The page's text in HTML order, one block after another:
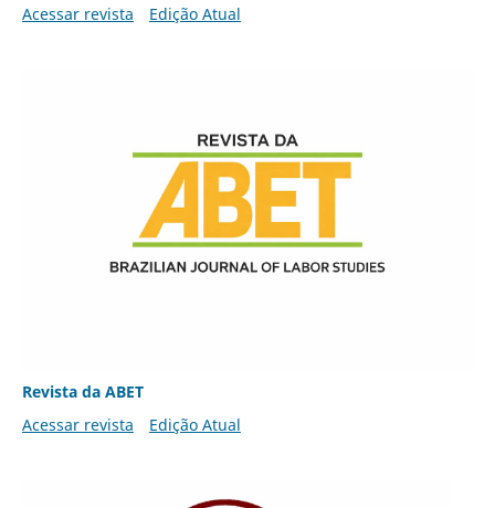
Acessar revista Edição Atual
Revista da ABET
Acessar revista
Edição Atual